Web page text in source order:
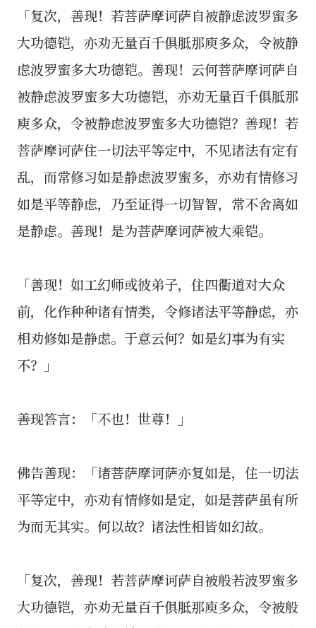
「复次，善现！若菩萨摩诃萨自被静虑波罗蜜多
大功德铠，亦劝无量百千俱胝那庾多众，令被静
虑波罗蜜多大功德铠。善现！云何菩萨摩诃萨自
被静虑波罗蜜多大功德铠，亦劝无量百千俱胝那
庾多众，令被静虑波罗蜜多大功德铠？善现！若
菩萨摩诃萨住一切法平等定中，不见诸法有定有
乱，而常修习如是静虑波罗蜜多，亦劝有情修习
如是平等静虑，乃至证得一切智智，常不舍离如
是静虑。善现！是为菩萨摩诃萨被大乘铠。
「善现！如工幻师或彼弟子，住四衢道对大众
前，化作种种诸有情类，令修诸法平等静虑，亦
相劝修如是静虑。于意云何？如是幻事为有实
不？」
善现答言：「不也！世尊！」
佛告善现：「诸菩萨摩诃萨亦复如是，住一切法
平等定中，亦劝有情修如是定，如是菩萨虽有所
为而无其实。何以故？诸法性相皆如幻故。
「复次，善现！若菩萨摩诃萨自被般若波罗蜜多
大功德铠，亦劝无量百千俱胝那庾多众，令被般